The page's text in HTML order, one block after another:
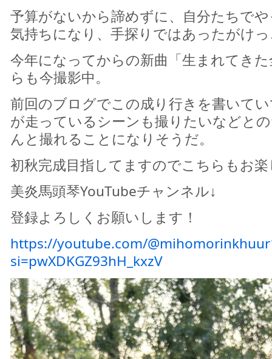
予算がないから諦めずに、自分たちで
気持ちになり、手探りではあったがけ
今年になってからの新曲「生まれてき
らも今撮影中。
前回のブログでこの成り行きを書いて
が走っているシーンも撮りたいなどと
んと撮れることになりそうだ。
初秋完成目指してますのでこちらもお
美炎馬頭琴YouTubeチャンネル↓
登録よろしくお願いします！
https://youtube.com/
si=pwXDKGZ93hH_kxzV